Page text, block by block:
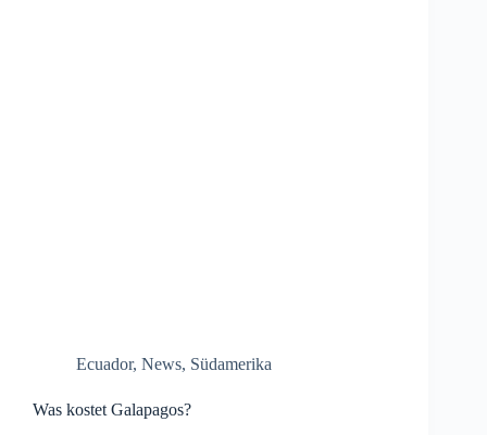
Ecuador, News, Südamerika
Was kostet Galapagos?